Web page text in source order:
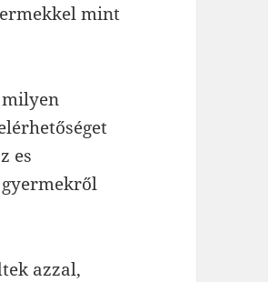
mint
milyen
es
azzal,